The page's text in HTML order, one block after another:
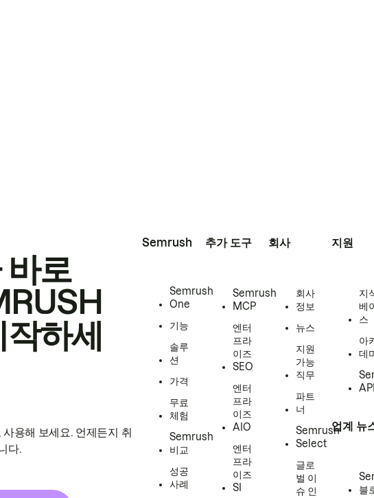
바로
작하세
용해 보세요. 언제든지 취
다.
Semrush
Semrush
One
기능
솔루
션
가격
무료
체험
Semrush
비교
성공
사례
추가 도구
Semrush
MCP
엔터
프라
이즈
SEO
엔터
프라
이즈
AIO
엔터
프라
이즈
SI
회사
회사
정보
뉴스
지원
가능
직무
파트
너
Semrush
Select
글로
벌 이
슈 인
지원
지
베
스
아
데
업계 뉴
블